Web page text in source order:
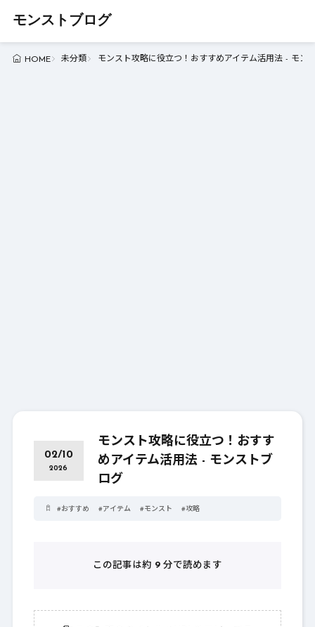
モンストブログ
HOME 未分類 モンスト攻略に役立つ！おすすめアイテム活用法 - モン
02/10
2026
モンスト攻略に役立つ！おすす
めアイテム活用法 - モンストブ
ログ
#おすすめ #アイテム #モンスト #攻略
この記事は約 9 分で読めます